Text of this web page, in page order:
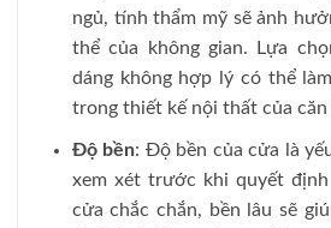
ngủ, tính thẩm mỹ sẽ ảnh
thể của không gian. Lựa
dáng không hợp lý có thể
trong thiết kế nội thất của căn
Độ bền: Độ bền của cửa là
xem xét trước khi quyết
cửa chắc chắn, bền lâu sẽ